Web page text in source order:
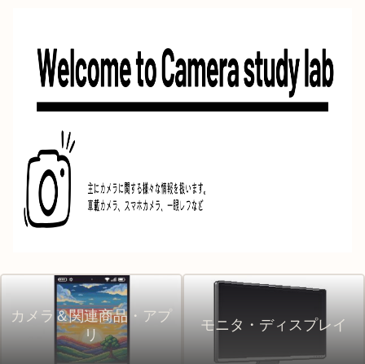
カメラ＆関連商品・アプ
リ
モニタ・ディスプレイ